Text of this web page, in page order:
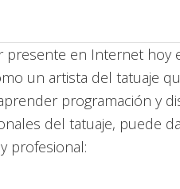
presente en Internet hoy
un artista del tatuaje
programación y
del tatuaje, puede
profesional: